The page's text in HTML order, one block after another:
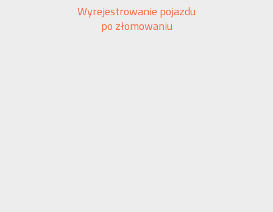
Wyrejestrowanie pojazdu
po złomowaniu